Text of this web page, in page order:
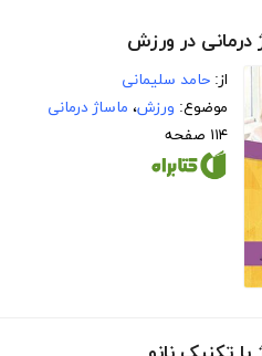
درمانی در ورزش
از: حامد سلیمانی
موضوع: ورزش، ماساژ درمانی
۱۱۴ صفحه